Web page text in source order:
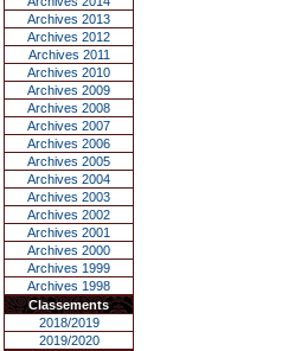
Archives 2013
Archives 2012
Archives 2011
Archives 2010
Archives 2009
Archives 2008
Archives 2007
Archives 2006
Archives 2005
Archives 2004
Archives 2003
Archives 2002
Archives 2001
Archives 2000
Archives 1999
Archives 1998
Classements
2018/2019
2019/2020